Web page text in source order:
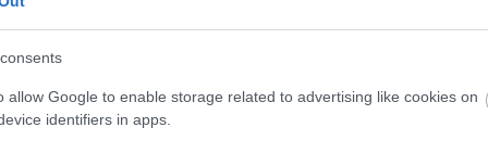
allow Google to enable storage related to advertising like cookies on
identifiers in apps.